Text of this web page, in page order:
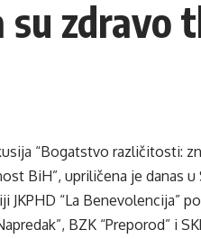
zdravo
“Bogatstvo različitosti:
BiH”, upriličena je danas
JKPHD “La Benevolencija”
BZK “Preporod” i